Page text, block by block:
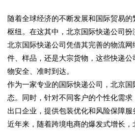
随着全球经济的不断发展和国际贸易
枢纽。在这其中，北京国际快递公司
北京国际快递公司凭借其完善的物流
件、样品，还是大宗货物，这些快递
物安全、准时到达。
作为一家专业的国际快递公司，北京
态。同时，针对不同客户的个性化需
出口企业，提供包装优化和风险保障服
近年来，随着跨境电商的爆发式增长